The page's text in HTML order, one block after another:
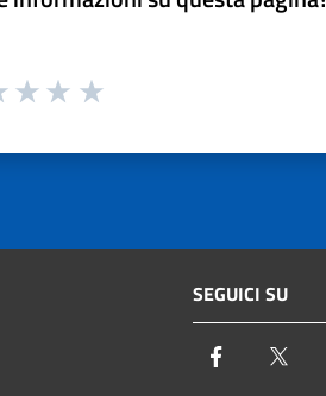
SEGUICI SU
Facebook